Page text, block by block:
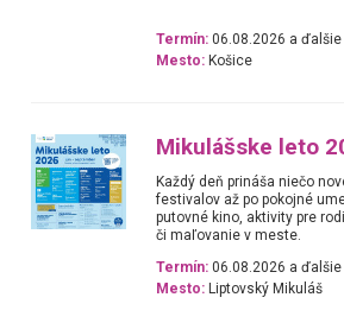
Termín: 06.08.2026 a ďalšie
Mesto: Košice
Mikulášske leto
Každý deň prináša niečo
festivalov až po pokojné
putovné kino, aktivity pre
či maľovanie v meste.
Termín: 06.08.2026 a ďalšie
Mesto: Liptovský Mikuláš